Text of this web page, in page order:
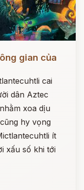
gian của
cai
dân Aztec
xoa dịu
hy vọng
ít
xấu số khi tới